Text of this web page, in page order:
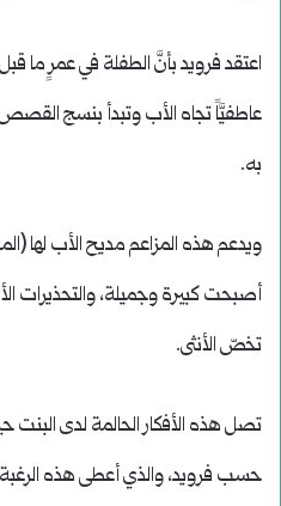
اعتقد فرويد بأنَّ الطفلة في عمرٍ ما
عاطفيَّاً تجاه الأب وتبدأ بنسج القصص
به.
ويدعم هذه المزاعم مديح الأب لها
أصبحت كبيرة وجميلة، والتحذيرات
تخصّ الأنثى.
تصل هذه الأفكار الحالمة لدى البنت
حسب فرويد، والذي أعطى هذه الرغبة